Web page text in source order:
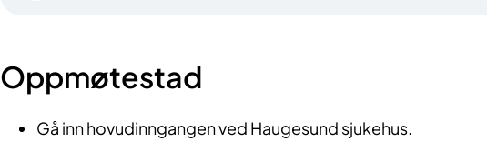
Oppmøtestad
Gå inn hovudinngangen ved Haugesund sjukehus.